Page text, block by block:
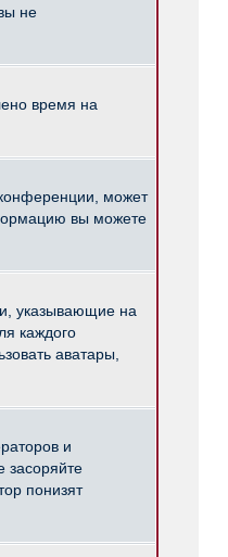
не
время на
может
вы можете
указывающие на
каждого
аватары,
и
засоряйте
понизят